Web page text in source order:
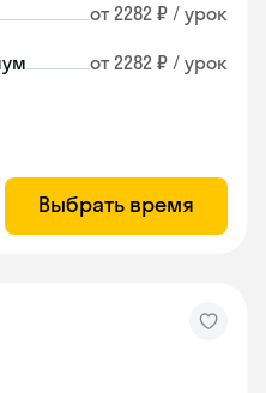
от 2282 ₽ / урок
от 2282 ₽ / урок
Выбрать время